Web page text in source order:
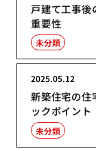
戸建て工事後
重要性
未分類
新築住宅の住
ックポイント
2025.05.12
未分類